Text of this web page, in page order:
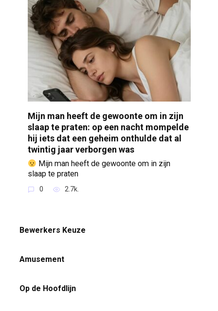
Mijn man heeft de gewoonte om in zijn
slaap te praten: op een nacht mompelde
hij iets dat een geheim onthulde dat al
twintig jaar verborgen was
Mijn man heeft de gewoonte om in zijn
slaap te praten
0 2.7k.
Bewerkers Keuze
Amusement
Op de Hoofdlijn